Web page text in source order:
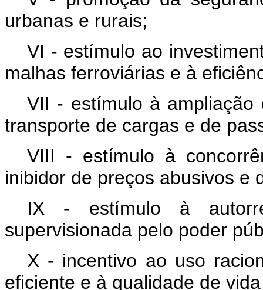
urbanas e rurais;
VI - estímulo ao
malhas ferroviárias e à
VII - estímulo à
transporte de cargas e de
VIII - estímulo à
inibidor de preços abusivos e
IX - estímulo à
supervisionada pelo poder
X - incentivo ao uso
eficiente e à qualidade de